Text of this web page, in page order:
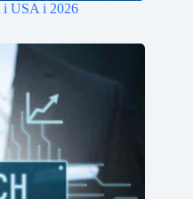
i USA i 2026